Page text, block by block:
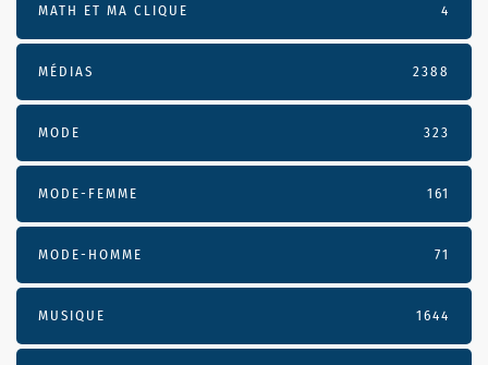
MATH ET MA CLIQUE 4
MÉDIAS 2388
MODE 323
MODE-FEMME 161
MODE-HOMME 71
MUSIQUE 1644